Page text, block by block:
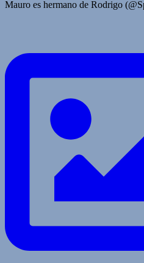
Mauro es hermano de Rodrigo